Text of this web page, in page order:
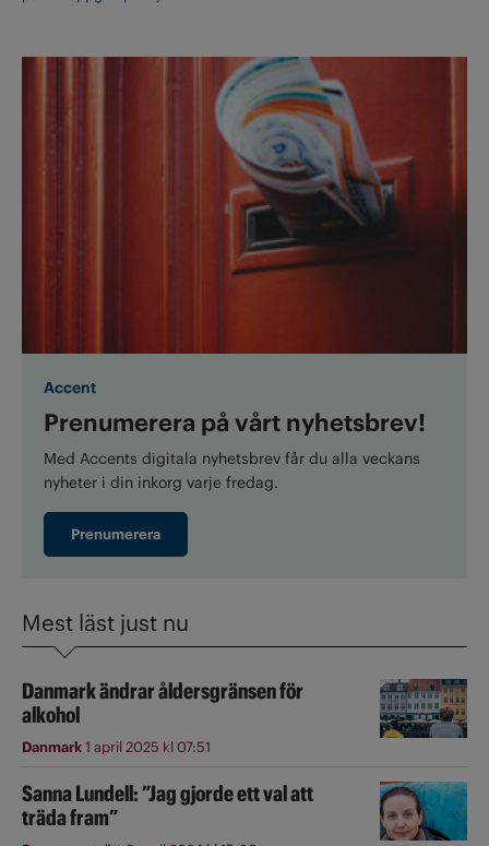
Accent
Prenumerera på vårt nyhetsbrev!
Med Accents digitala nyhetsbrev får du alla veckans
nyheter i din inkorg varje fredag.
Prenumerera
Mest läst just nu
Danmark ändrar åldersgränsen för
alkohol
Danmark1 april 2025 kl 07:51
Sanna Lundell: ”Jag gjorde ett val att
träda fram”